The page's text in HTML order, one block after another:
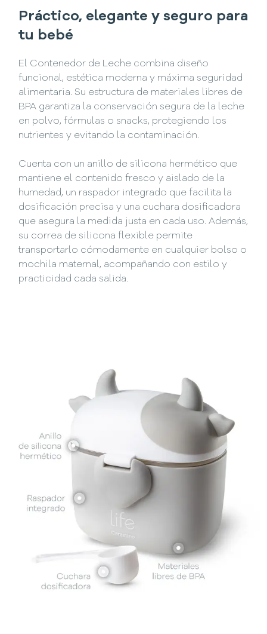
Práctico, elegante y seguro para
tu bebé
El Contenedor de Leche combina diseño
funcional, estética moderna y máxima seguridad
alimentaria. Su estructura de materiales libres de
BPA garantiza la conservación segura de la leche
en polvo, fórmulas o snacks, protegiendo los
nutrientes y evitando la contaminación.
Cuenta con un anillo de silicona hermético que
mantiene el contenido fresco y aislado de la
humedad, un raspador integrado que facilita la
dosificación precisa y una cuchara dosificadora
que asegura la medida justa en cada uso. Además,
su correa de silicona flexible permite
transportarlo cómodamente en cualquier bolso o
mochila maternal, acompañando con estilo y
practicidad cada salida.